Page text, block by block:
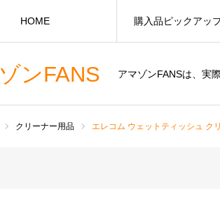
ンFANS アマゾンFANSは、実
HOME 購入品ピックアッ
クリーナー用品 エレコム ウェットティッシュ ク